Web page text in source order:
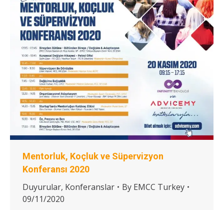
Mentorluk, Koçluk ve Süpervizyon
Konferansı 2020
Duyurular, Konferanslar By EMCC Turkey
09/11/2020